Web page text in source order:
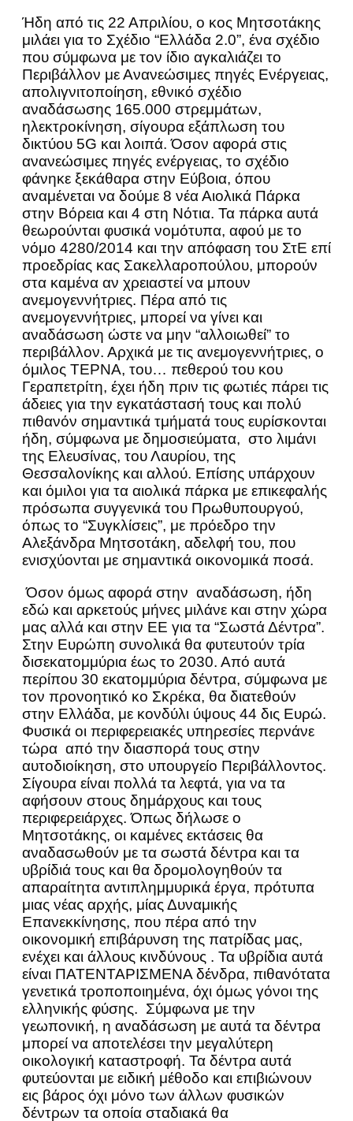
Ήδη από τις 22 Απριλίου, ο κος Μητσοτάκης
μιλάει για το Σχέδιο “Ελλάδα 2.0”, ένα σχέδιο
που σύμφωνα με τον ίδιο αγκαλιάζει το
Περιβάλλον με Ανανεώσιμες πηγές Ενέργειας,
απολιγνιτοποίηση, εθνικό σχέδιο
αναδάσωσης 165.000 στρεμμάτων,
ηλεκτροκίνηση, σίγουρα εξάπλωση του
δικτύου 5G και λοιπά. Όσον αφορά στις
ανανεώσιμες πηγές ενέργειας, το σχέδιο
φάνηκε ξεκάθαρα στην Εύβοια, όπου
αναμένεται να δούμε 8 νέα Αιολικά Πάρκα
στην Βόρεια και 4 στη Νότια. Τα πάρκα αυτά
θεωρούνται φυσικά νομότυπα, αφού με το
νόμο 4280/2014 και την απόφαση του ΣτΕ επί
προεδρίας κας Σακελλαροπούλου, μπορούν
στα καμένα αν χρειαστεί να μπουν
ανεμογεννήτριες. Πέρα από τις
ανεμογεννήτριες, μπορεί να γίνει και
αναδάσωση ώστε να μην “αλλοιωθεί” το
περιβάλλον. Αρχικά με τις ανεμογεννήτριες, ο
όμιλος ΤΕΡΝΑ, του… πεθερού του κου
Γεραπετρίτη, έχει ήδη πριν τις φωτιές πάρει τις
άδειες για την εγκατάστασή τους και πολύ
πιθανόν σημαντικά τμήματά τους ευρίσκονται
ήδη, σύμφωνα με δημοσιεύματα, στο λιμάνι
της Ελευσίνας, του Λαυρίου, της
Θεσσαλονίκης και αλλού. Επίσης υπάρχουν
και όμιλοι για τα αιολικά πάρκα με επικεφαλής
πρόσωπα συγγενικά του Πρωθυπουργού,
όπως το “Συγκλίσεις”, με πρόεδρο την
Αλεξάνδρα Μητσοτάκη, αδελφή του, που
ενισχύονται με σημαντικά οικονομικά ποσά.
Όσον όμως αφορά στην αναδάσωση, ήδη
εδώ και αρκετούς μήνες μιλάνε και στην χώρα
μας αλλά και στην ΕΕ για τα “Σωστά Δέντρα”.
Στην Ευρώπη συνολικά θα φυτευτούν τρία
δισεκατομμύρια έως το 2030. Από αυτά
περίπου 30 εκατομμύρια δέντρα, σύμφωνα με
τον προνοητικό κο Σκρέκα, θα διατεθούν
στην Ελλάδα, με κονδύλι ύψους 44 δις Ευρώ.
Φυσικά οι περιφερειακές υπηρεσίες περνάνε
τώρα από την διασπορά τους στην
αυτοδιοίκηση, στο υπουργείο Περιβάλλοντος.
Σίγουρα είναι πολλά τα λεφτά, για να τα
αφήσουν στους δημάρχους και τους
περιφερειάρχες. Όπως δήλωσε ο
Μητσοτάκης, οι καμένες εκτάσεις θα
αναδασωθούν με τα σωστά δέντρα και τα
υβρίδιά τους και θα δρομολογηθούν τα
απαραίτητα αντιπλημμυρικά έργα, πρότυπα
μιας νέας αρχής, μίας Δυναμικής
Επανεκκίνησης, που πέρα από την
οικονομική επιβάρυνση της πατρίδας μας,
ενέχει και άλλους κινδύνους . Τα υβρίδια αυτά
είναι ΠΑΤΕΝΤΑΡΙΣΜΕΝΑ δένδρα, πιθανότατα
γενετικά τροποποιημένα, όχι όμως γόνοι της
ελληνικής φύσης. Σύμφωνα με την
γεωπονική, η αναδάσωση με αυτά τα δέντρα
μπορεί να αποτελέσει την μεγαλύτερη
οικολογική καταστροφή. Τα δέντρα αυτά
φυτεύονται με ειδική μέθοδο και επιβιώνουν
εις βάρος όχι μόνο των άλλων φυσικών
δέντρων τα οποία σταδιακά θα